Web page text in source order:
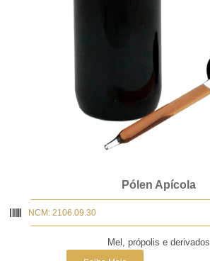
Pólen Apícola
NCM: 2106.09.30
Mel, própolis e derivados